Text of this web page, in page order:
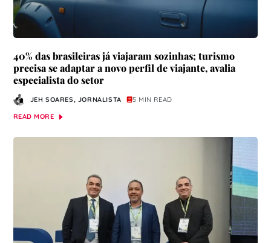
40% das brasileiras já viajaram sozinhas; turismo
precisa se adaptar a novo perfil de viajante, avalia
especialista do setor
JEH SOARES, JORNALISTA
5 MIN READ
READ MORE